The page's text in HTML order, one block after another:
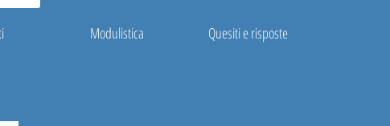
Modulistica Quesiti e risposte